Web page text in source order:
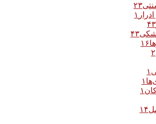
۲۳
۱
۴۳
۴۳
۱۶
۲
۱
۱
۱
۱۴